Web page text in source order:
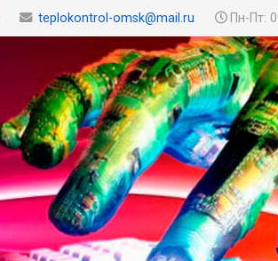
teplokontrol-omsk@mail.ru Пн-Пт: